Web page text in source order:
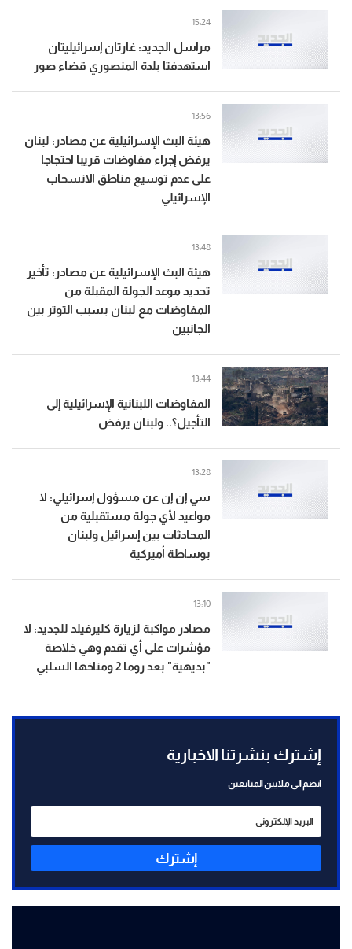
مراسل الجديد: غارتان إسرائيليتان
استهدفتا بلدة المنصوري قضاء صور
15:24
هيئة البث الإسرائيلية عن مصادر: لبنان
يرفض إجراء مفاوضات قريبا احتجاجا
على عدم توسيع مناطق الانسحاب
الإسرائيلي
13:56
هيئة البث الإسرائيلية عن مصادر: تأخير
تحديد موعد الجولة المقبلة من
المفاوضات مع لبنان بسبب التوتر بين
الجانبين
13:48
المفاوضات اللبنانية الإسرائيلية إلى
التأجيل؟.. ولبنان يرفض
13:44
سي إن إن عن مسؤول إسرائيلي: لا
مواعيد لأي جولة مستقبلية من
المحادثات بين إسرائيل ولبنان
بوساطة أميركية
13:28
مصادر مواكبة لزيارة كليرفيلد للجديد: لا
مؤشرات على أي تقدم وهي خلاصة
"بديهية" بعد روما 2 ومناخها السلبي
13:10
إشترك بنشرتنا الاخبارية
انضم الى ملايين المتابعين
إشترك